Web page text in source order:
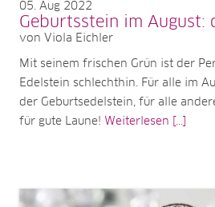
05 Aug 2022
Geburtsstein im August:
von Viola Eichler
Mit seinem frischen Grün ist der
Edelstein schlechthin. Für alle im
der Geburtsedelstein, für alle
für gute Laune! Weiterlesen [...]